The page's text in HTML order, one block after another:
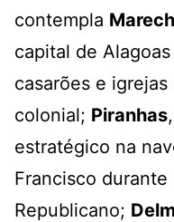
contempla
capital de
casarões e
colonial; Piranhas
estratégico na
Francisco
Republicano;